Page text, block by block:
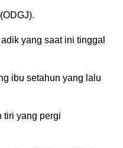
yang saat ini tinggal
ibu setahun yang lalu
tiri yang pergi